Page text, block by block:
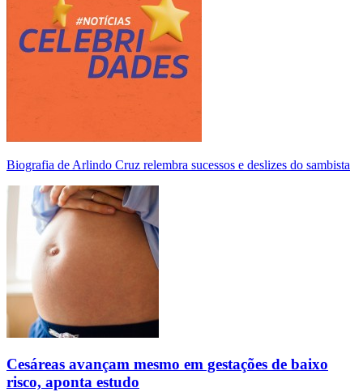
Biografia de Arlindo Cruz relembra sucessos e deslizes do sambista
Cesáreas avançam mesmo em gestações de baixo
risco, aponta estudo